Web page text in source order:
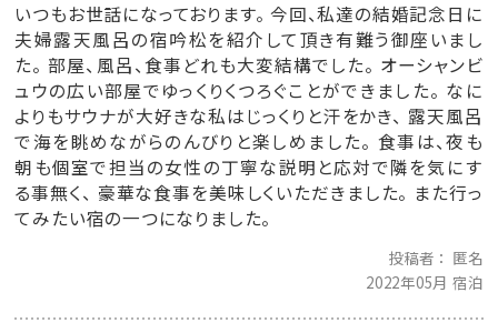
いつもお世話になっております。 今回、私達の結婚記念日に
夫婦露天風呂の宿吟松を紹介して頂き有難う御座いまし
た。 部屋、風呂、食事どれも大変結構でした。 オーシャンビ
ュウの広い部屋でゆっくりくつろぐことができました。 なに
よりもサウナが大好きな私はじっくりと汗をかき、 露天風呂
で海を眺めながらのんびりと楽しめました。 食事は、夜も
朝も個室で担当の女性の丁寧な説明と応対で隣を気にす
る事無く、 豪華な食事を美味しくいただきました。 また行っ
てみたい宿の一つになりました。
投稿者
匿名
2022年05月 宿泊